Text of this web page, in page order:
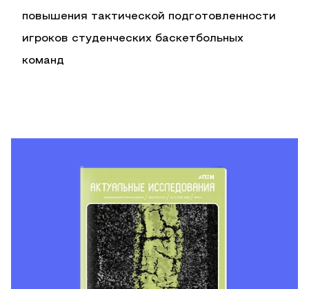
повышения тактической подготовленности
игроков студенческих баскетбольных
команд